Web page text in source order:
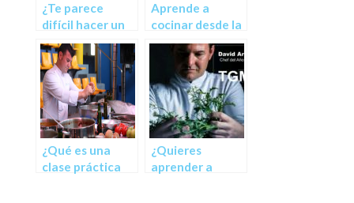
¿Te parece
difícil hacer un
arroz?
Aprende a
cocinar desde la
comodidad de tu
casa con clases
prácticas de
cocina online en
directo
¿Qué es una
clase práctica
¿Quieres
aprender a